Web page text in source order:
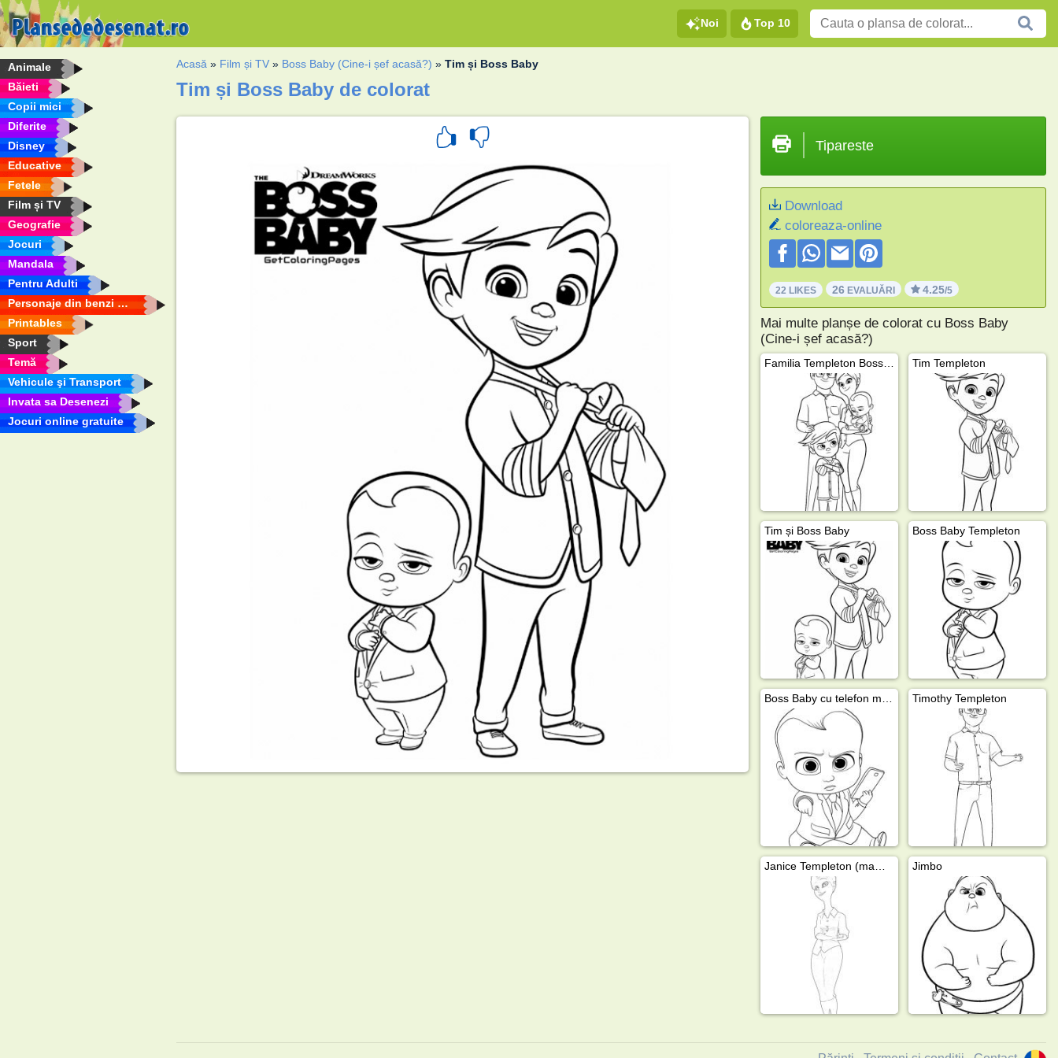
Noi Top 10
Animale
Băieti
Copii mici
Diferite
Disney
Educative
Fetele
Film și TV
Geografie
Jocuri
Mandala
Pentru Adulti
Personaje din benzi desenate
Printables
Sport
Temă
Vehicule şi Transport
Invata sa Desenezi
Jocuri online gratuite
Acasă » Film și TV » Boss Baby (Cine-i șef acasă?) »Tim și Boss Baby
Tim și Boss Baby de colorat
Tipareste
Download
coloreaza-online
22 LIKES 26EVALUĂRI 4.25/5
Mai multe planșe de colorat cu Boss Baby
(Cine-i șef acasă?)
Familia Templeton Boss Baby Tim Templeton
Tim și Boss Baby Boss Baby Templeton
Timothy Templeton
Jimbo